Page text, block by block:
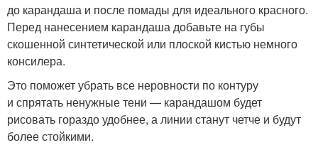
до карандаша и после помады для идеального красного.
Перед нанесением карандаша добавьте на губы
скошенной синтетической или плоской кистью немного
консилера.
Это поможет убрать все неровности по контуру
и спрятать ненужные тени — карандашом будет
рисовать гораздо удобнее, а линии станут четче и будут
более стойкими.